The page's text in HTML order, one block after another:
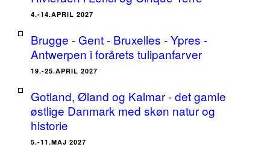
4.-14.APRIL 2027
Brugge - Gent - Bruxelles - Ypres -
Antwerpen i forårets tulipanfarver
19.-25.APRIL 2027
Gotland, Øland og Kalmar - det gamle
østlige Danmark med skøn natur og
historie
5.-11.MAJ 2027